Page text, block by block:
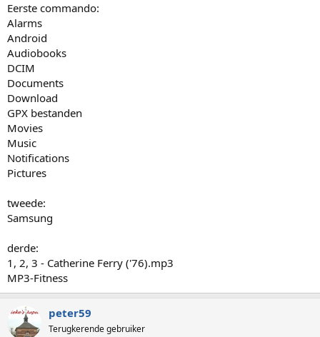
Eerste commando:
Alarms
Android
Audiobooks
DCIM
Documents
Download
GPX bestanden
Movies
Music
Notifications
Pictures
tweede:
Samsung
derde:
1, 2, 3 - Catherine Ferry ('76).mp3
MP3-Fitness
peter59
Terugkerende gebruiker